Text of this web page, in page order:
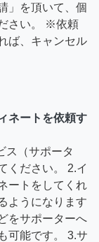
」を頂いて、個
さい。 ※依頼
ば、キャンセル
ネートを依頼す
ス（サポータ
ください。 2.イ
ートをしてくれ
ようになります
をサポーターへ
可能です。 3.サ